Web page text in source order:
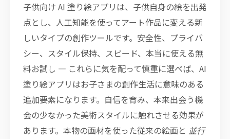
子供向け AI 塗り絵アプリは、子供自身の絵を出発
点とし、人工知能を使ってアート作品に変える新
しいタイプの創作ツールです。安全性、プライバ
シー、スタイル保持、スピード、本当に使える無
料お試し — これらに気を配って慎重に選べば、AI
塗り絵アプリはお子さまの創作生活に意味のある
追加要素になります。自信を育み、本来出会う機
会の少なかった美術スタイルに触れさせる効果が
あります。本物の画材を使った従来の絵画と 並行